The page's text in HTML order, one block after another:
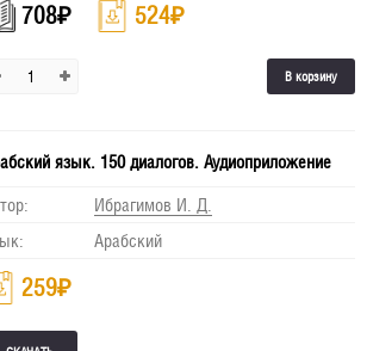
708₽ 524₽
В корзину
язык. 150 диалогов. Аудиоприложение
Ибрагимов И. Д.
Арабский
259₽